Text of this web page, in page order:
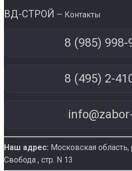
ВД-СТРОЙ — Контакты
8 (985) 998-
8 (495) 2-
Наш адрес: Московская
Свобода , стр. N 13